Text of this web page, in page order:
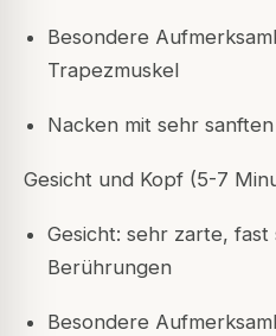
Besondere
Trapezmuskel
Nacken mit sehr
Gesicht und Kopf (5-7
Gesicht: sehr zarte,
Berührungen
Besondere